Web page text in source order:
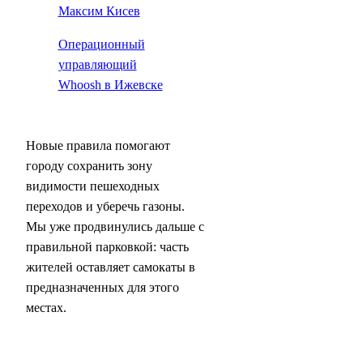
Максим Кисев
Операционный
управляющий
Whoosh в Ижевске
Новые правила помогают
городу сохранить зону
видимости пешеходных
переходов и уберечь газоны.
Мы уже продвинулись дальше с
правильной парковкой: часть
жителей оставляет самокаты в
предназначенных для этого
местах.